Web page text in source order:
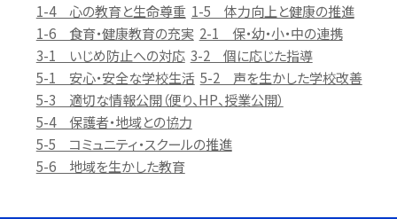
1-4 心の教育と生命尊重 1-5 体力向上と健康の推進
1-6 食育・健康教育の充実 2-1 保・幼・小・中の連携
3-1 いじめ防止への対応 3-2 個に応じた指導
5-1 安心・安全な学校生活 5-2 声を生かした学校改善
5-3 適切な情報公開（便り、HP、授業公開）
5-4 保護者・地域との協力
5-5 コミュニティ・スクールの推進
5-6 地域を生かした教育